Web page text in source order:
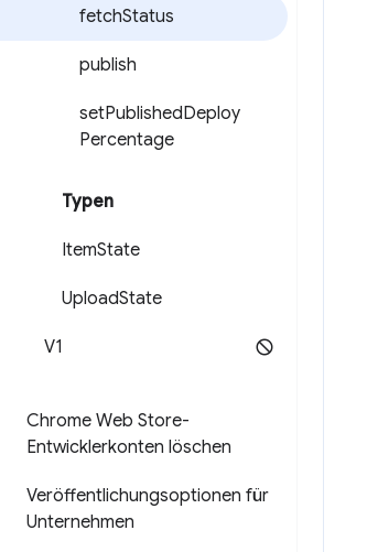
fetchStatus
publish
setPublishedDeploy
Percentage
Typen
ItemState
UploadState
V1
Chrome Web Store-
Entwicklerkonten löschen
Veröffentlichungsoptionen für
Unternehmen